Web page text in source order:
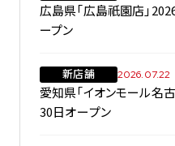
広島県「広島祇園店」
ープン
新店舗 2026.07.22
愛知県「イオンモール名
30日オープン